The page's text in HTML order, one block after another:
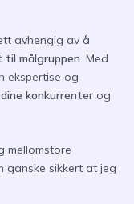
avhengig av å
til målgruppen. Med
ekspertise og
konkurrenter og
mellomstore
ganske sikkert at jeg